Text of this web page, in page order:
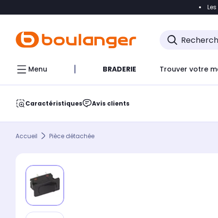
Accéder
Menu BRADERIE Trouver votre
Caractéristiques Avis clients
Accueil Pièce détachée